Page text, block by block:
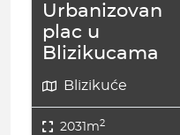
Urbanizovan
plac u
Blizikucama
Blizikuće
2031m2